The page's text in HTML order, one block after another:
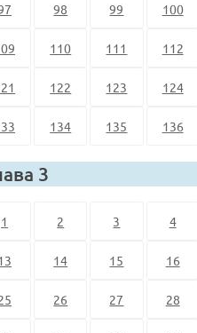
98 99 100
110 111 112
122 123 124
134 135 136
3
1 2 3 4
14 15 16
26 27 28